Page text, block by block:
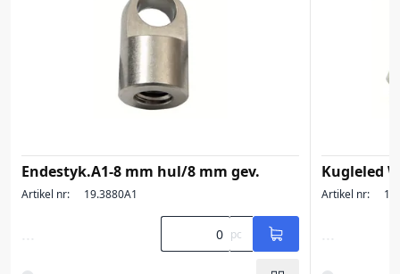
Endestyk.A1-8 mm hul/8 mm gev.
Artikel nr: 19.3880A1
... pc
Kugleled
Artikel nr:
...